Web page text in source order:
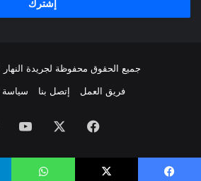
جميع الحقوق محفوظة لجريدة النهار
فريق العمل
إتصل بنا سياسة
فيسبوك